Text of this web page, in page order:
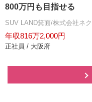
800万円も目指せる
SUV LAND箕面/株式会社ネ
年収816万2,000円
正社員 / 大阪府